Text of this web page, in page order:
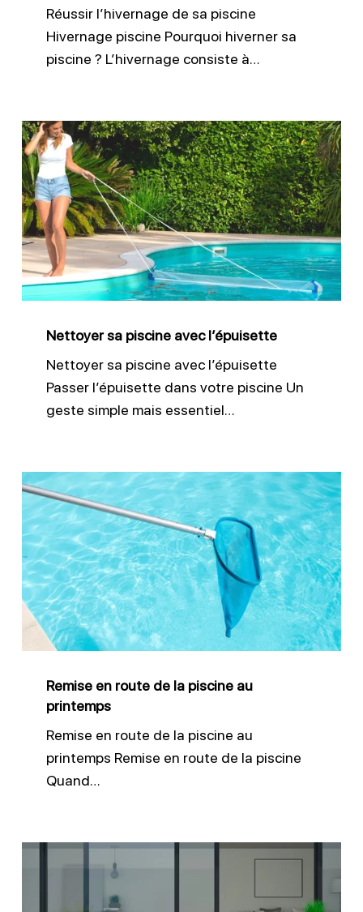
Réussir l’hivernage de sa piscine
Hivernage piscine Pourquoi hiverner sa
piscine ? L’hivernage consiste à…
Nettoyer
sa
piscine
avec
l’épuisette
Nettoyer sa piscine avec l’épuisette
Nettoyer sa piscine avec l’épuisette
Passer l’épuisette dans votre piscine Un
geste simple mais essentiel…
Remise
en
route
de
la
piscine
Remise en route de la piscine au
printemps
Remise en route de la piscine au
printemps Remise en route de la piscine
Quand…